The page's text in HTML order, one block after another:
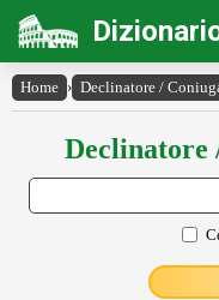
Home › Declinatore /
Declinatore